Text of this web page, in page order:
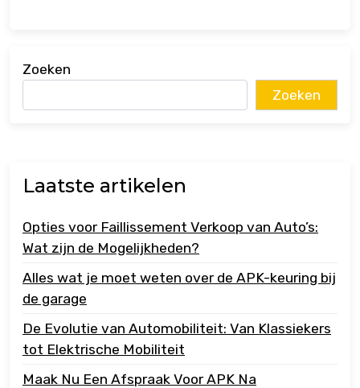
Zoeken
Zoeken
Laatste artikelen
Opties voor Faillissement Verkoop van Auto’s:
Wat zijn de Mogelijkheden?
Alles wat je moet weten over de APK-keuring bij
de garage
De Evolutie van Automobiliteit: Van Klassiekers
tot Elektrische Mobiliteit
Maak Nu Een Afspraak Voor APK Na